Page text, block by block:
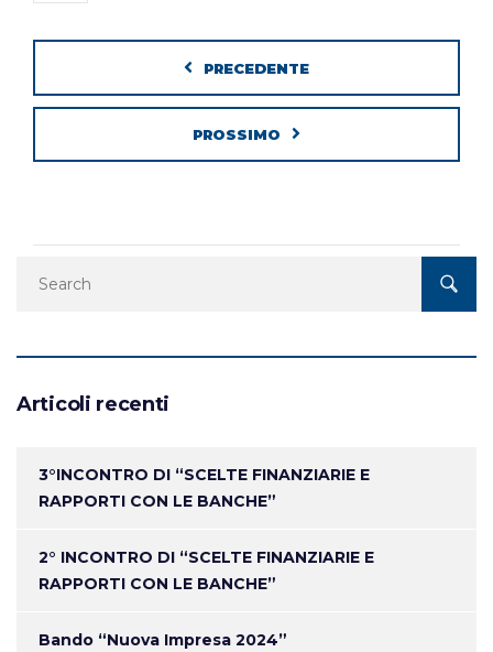
PRECEDENTE
PROSSIMO
Articoli recenti
3°INCONTRO DI “SCELTE FINANZIARIE E
RAPPORTI CON LE BANCHE”
2° INCONTRO DI “SCELTE FINANZIARIE E
RAPPORTI CON LE BANCHE”
Bando “Nuova Impresa 2024”